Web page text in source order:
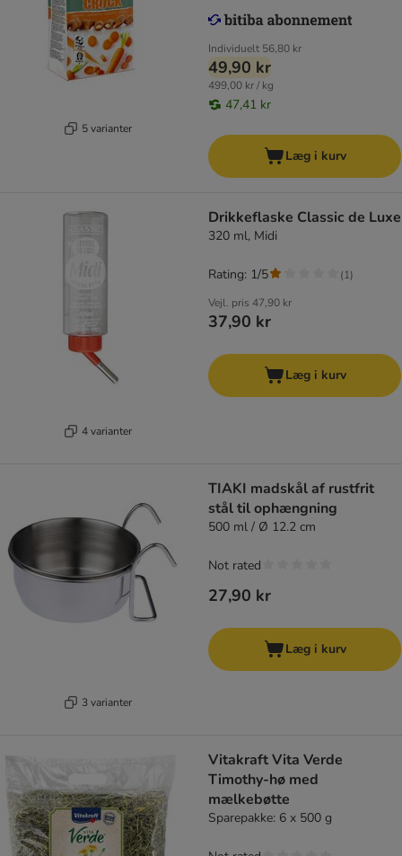
5 varianter
Individuelt 56,80 kr
49,90 kr
499,00 kr / kg
47,41 kr
Læg i kurv
4 varianter
Drikkeflaske Classic de Luxe
320 ml, Midi
Vejl. pris 47,90 kr
37,90 kr
Rating: 1/5 (1)
Læg i kurv
3 varianter
TIAKI madskål af rustfrit
stål til ophængning
500 ml / Ø 12.2 cm
27,90 kr
Not rated
Læg i kurv
Vitakraft Vita Verde
Timothy-hø med
mælkebøtte
Sparepakke: 6 x 500 g